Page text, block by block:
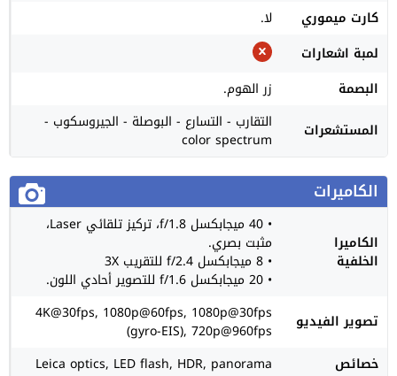
كارت ميموري
لا.
لمبة اشعارات
البصمة
زر الهوم.
المستشعرات
التقارب - التسارع - البوصلة - الجيروسكوب -
color spectrum
الكاميرات
الكاميرا
الخلفية
• 40 ميجابكسل f/1.8، تركيز تلقائي Laser،
مثبت بصري.
• 8 ميجابكسل f/2.4 للتقريب 3X
• 20 ميجابكسل f/1.6 للتصوير أحادي اللون.
تصوير الفيديو
4K@30fps, 1080p@60fps, 1080p@30fps
(gyro-EIS), 720p@960fps
خصائص
Leica optics, LED flash, HDR, panorama